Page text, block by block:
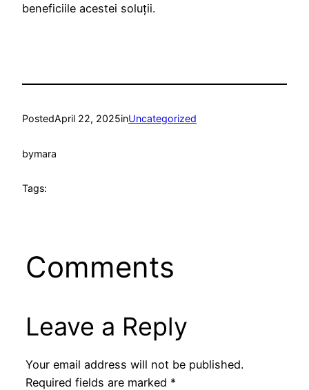
beneficiile acestei soluții.
PostedApril 22, 2025inUncategorized
bymara
Tags:
Comments
Leave a Reply
Your email address will not be published.
Required fields are marked *